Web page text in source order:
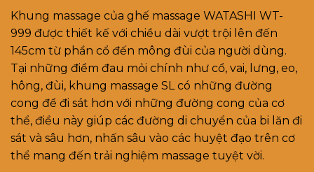
Khung massage của ghế massage WATASHI WT-
999 được thiết kế với chiều dài vượt trội lên đến
145cm từ phần cổ đến mông đùi của người dùng.
Tại những điểm đau mỏi chính như cổ, vai, lưng, eo,
hông, đùi, khung massage SL có những đường
cong để đi sát hơn với những đường cong của cơ
thể, điều này giúp các đường di chuyển của bi lăn đi
sát và sâu hơn, nhấn sâu vào các huyệt đạo trên cơ
thể mang đến trải nghiệm massage tuyệt vời.